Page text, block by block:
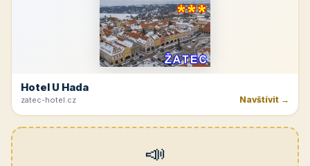
Hotel U Hada
zatec-hotel.cz Navštívit →
📣